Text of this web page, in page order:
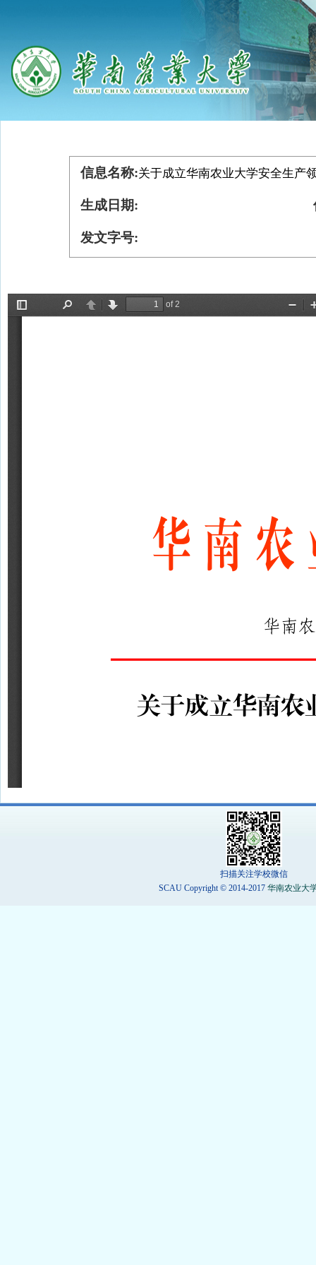
信息名称:关于成立华南农业大学安全生产
生成日期:
发文字号:
扫描关注学校微信
SCAU Copyright © 2014-2017 华南农业大